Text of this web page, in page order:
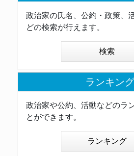
政治家の氏名、公約・政策、
どの検索が行えます。
検索
ランキング
政治家や公約、活動などのラ
とができます。
ランキング